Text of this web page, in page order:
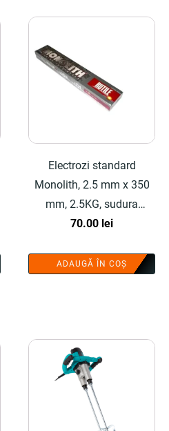
Electrozi standard
Monolith, 2.5 mm x 350
mm, 2.5KG, sudura
universala - COBI
70.00 lei
ADAUGĂ ÎN COȘ